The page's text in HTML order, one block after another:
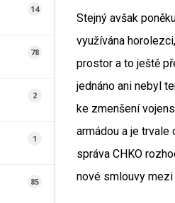
14
78
2
1
85
Stejný avšak
využívána
prostor a to ještě
jednáno ani nebyl
ke zmenšení
armádou a je
správa CHKO
nové smlouvy mezi